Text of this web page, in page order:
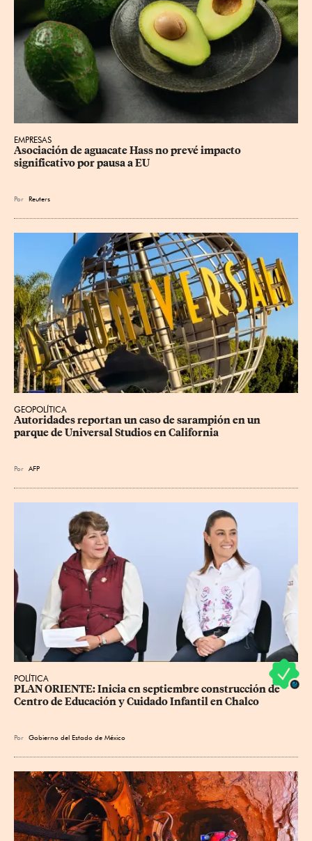
EMPRESAS
Asociación de aguacate Hass no prevé impacto
significativo por pausa a EU
Por Reuters
GEOPOLÍTICA
Autoridades reportan un caso de sarampión en un
parque de Universal Studios en California
Por AFP
POLÍTICA
PLAN ORIENTE: Inicia en septiembre construcción de
Centro de Educación y Cuidado Infantil en Chalco
Por Gobierno del Estado de México